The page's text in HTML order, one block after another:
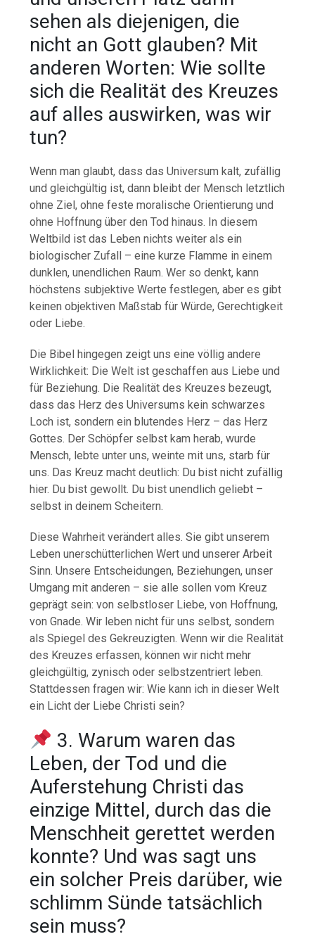
sehen als diejenigen, die
nicht an Gott glauben? Mit
anderen Worten: Wie sollte
sich die Realität des Kreuzes
auf alles auswirken, was wir
tun?
Wenn man glaubt, dass das Universum kalt, zufällig
und gleichgültig ist, dann bleibt der Mensch letztlich
ohne Ziel, ohne feste moralische Orientierung und
ohne Hoffnung über den Tod hinaus. In diesem
Weltbild ist das Leben nichts weiter als ein
biologischer Zufall – eine kurze Flamme in einem
dunklen, unendlichen Raum. Wer so denkt, kann
höchstens subjektive Werte festlegen, aber es gibt
keinen objektiven Maßstab für Würde, Gerechtigkeit
oder Liebe.
Die Bibel hingegen zeigt uns eine völlig andere
Wirklichkeit: Die Welt ist geschaffen aus Liebe und
für Beziehung. Die Realität des Kreuzes bezeugt,
dass das Herz des Universums kein schwarzes
Loch ist, sondern ein blutendes Herz – das Herz
Gottes. Der Schöpfer selbst kam herab, wurde
Mensch, lebte unter uns, weinte mit uns, starb für
uns. Das Kreuz macht deutlich: Du bist nicht zufällig
hier. Du bist gewollt. Du bist unendlich geliebt –
selbst in deinem Scheitern.
Diese Wahrheit verändert alles. Sie gibt unserem
Leben unerschütterlichen Wert und unserer Arbeit
Sinn. Unsere Entscheidungen, Beziehungen, unser
Umgang mit anderen – sie alle sollen vom Kreuz
geprägt sein: von selbstloser Liebe, von Hoffnung,
von Gnade. Wir leben nicht für uns selbst, sondern
als Spiegel des Gekreuzigten. Wenn wir die Realität
des Kreuzes erfassen, können wir nicht mehr
gleichgültig, zynisch oder selbstzentriert leben.
Stattdessen fragen wir: Wie kann ich in dieser Welt
ein Licht der Liebe Christi sein?
3. Warum waren das
Leben, der Tod und die
Auferstehung Christi das
einzige Mittel, durch das die
Menschheit gerettet werden
konnte? Und was sagt uns
ein solcher Preis darüber, wie
schlimm Sünde tatsächlich
sein muss?